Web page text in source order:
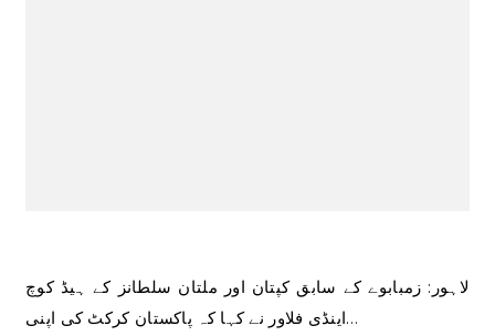
لاہور: زمبابوے کے سابق کپتان اور ملتان سلطانز کے ہیڈ کوچ
اینڈی فلاور نے کہا کہ پاکستان کرکٹ کی اپنی…